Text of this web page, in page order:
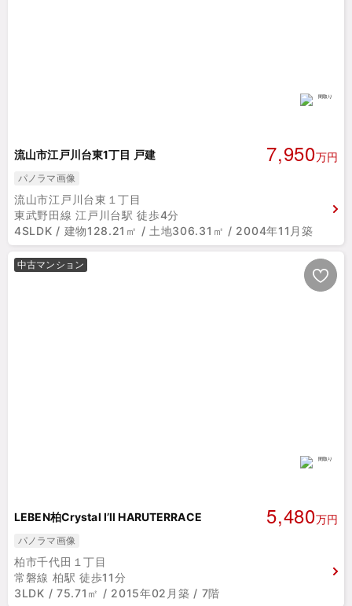
流山市江戸川台東1丁目 戸建 7,950万円
パノラマ画像
流山市江戸川台東１丁目
東武野田線 江戸川台駅 徒歩4分
4SLDK / 建物128.21㎡ / 土地306.31㎡ / 2004年11月築
中古マンション
LEBEN柏Crystal I’ll HARUTERRACE 5,480万円
パノラマ画像
柏市千代田１丁目
常磐線 柏駅 徒歩11分
3LDK / 75.71㎡ / 2015年02月築 / 7階